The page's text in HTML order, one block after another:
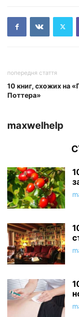
попередня стаття
10 книг, схожих на
Поттера»
maxwelhelp